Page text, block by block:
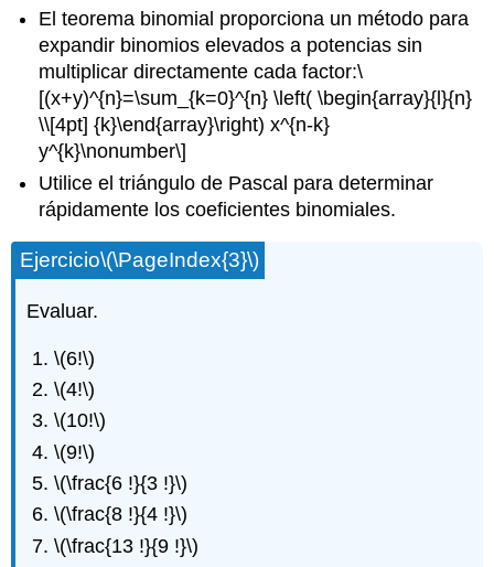
El teorema binomial proporciona un método para
expandir binomios elevados a potencias sin
multiplicar directamente cada factor:\
[(x+y)^{n}=\sum_{k=0}^{n} \left( \begin{array}{l}{n}
\\[4pt] {k}\end{array}\right) x^{n-k}
y^{k}\nonumber\]
Utilice el triángulo de Pascal para determinar
rápidamente los coeficientes binomiales.
Ejercicio\(\PageIndex{3}\)
Evaluar.
\(6!\)
\(4!\)
\(10!\)
\(9!\)
\(\frac{6 !}{3 !}\)
\(\frac{8 !}{4 !}\)
\(\frac{13 !}{9 !}\)